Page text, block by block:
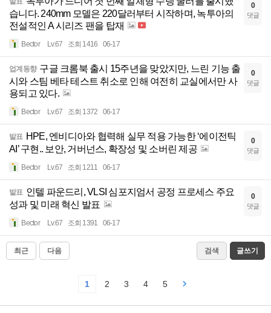
습니다. 240mm 모델은 220달러부터 시작하며, 녹투아의
전설적인 A 시리즈 팬을 탑재
Bector Lv.67 조회 1416 06-17
0
댓글
업계동향 구글 크롬북 출시 15주년을 맞았지만, 느린 기능 출
시와 스팀 베타 테스트 취소로 인해 여전히 교실에서만 사
용되고 있다.
Bector Lv.67 조회 1372 06-17
0
댓글
발표 HPE, 엔비디아와 협력해 실무 적용 가능한 ‘에이전틱
AI’ 구현.. 보안, 거버넌스, 확장성 및 소버린 제공
Bector Lv.67 조회 1211 06-17
0
댓글
발표 인텔 파운드리, VLSI 심포지엄서 공정 프로세스 주요
성과 및 미래 혁신 발표
Bector Lv.67 조회 1391 06-17
0
댓글
최근 다음 검색 글쓰기
1 2 3 4 5